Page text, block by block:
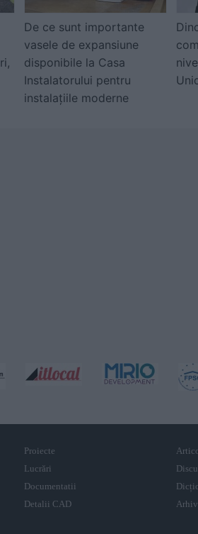
De ce sunt importante
vasele de expansiune
disponibile la Casa
Instalatorului pentru
instalațiile moderne
Proiecte
Lucrări
Documentatii
Detalii CAD